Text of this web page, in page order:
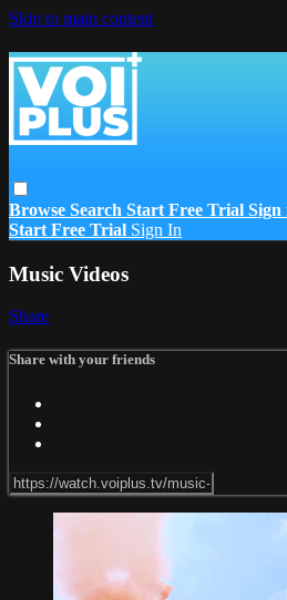
Skip to main content
Browse Search Start Free Trial Sign
Start Free Trial Sign In
Music Videos
Share
Share with your friends